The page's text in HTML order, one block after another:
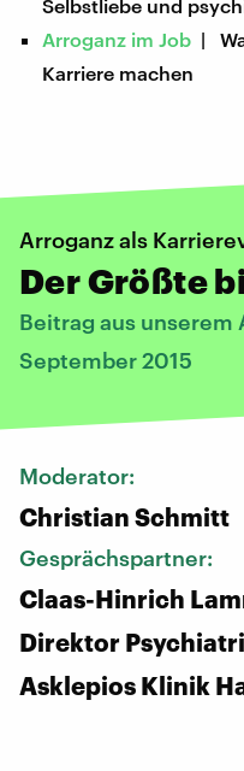
Selbstliebe und
Arroganz im Job |
Karriere machen
Arroganz als
Der Größte
Beitrag aus unserem
September 2015
Moderator:
Christian Schmitt
Gesprächspartner:
Claas-Hinrich
Direktor
Asklepios Klinik